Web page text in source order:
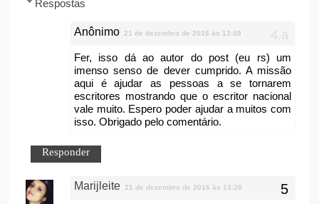
Respostas
Anônimo 21 de dezembro de 2016 às 13:49
Fer, isso dá ao autor do post (eu rs) um
imenso senso de dever cumprido. A missão
aqui é ajudar as pessoas a se tornarem
escritores mostrando que o escritor nacional
vale muito. Espero poder ajudar a muitos com
isso. Obrigado pelo comentário.
Responder
Marijleite 21 de dezembro de 2016 às 13:28